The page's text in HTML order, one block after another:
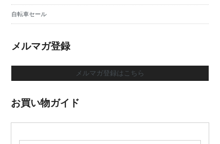
自転車セール
メルマガ登録
メルマガ登録はこちら
お買い物ガイド